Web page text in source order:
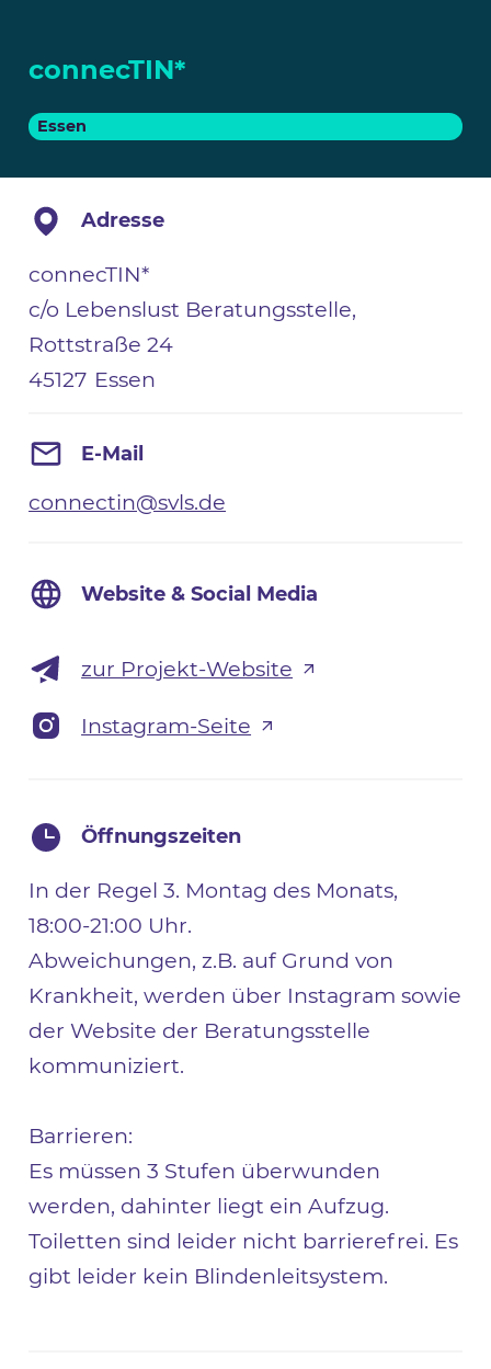
connecTIN*
Essen
Adresse
connecTIN*
c/o Lebenslust Beratungsstelle,
Rottstraße 24
45127 Essen
E-Mail
connectin@svls.de
Website & Social Media
zur Projekt-Website
Instagram-Seite
Öffnungszeiten
In der Regel 3. Montag des Monats,
18:00-21:00 Uhr.
Abweichungen, z.B. auf Grund von
Krankheit, werden über Instagram sowie
der Website der Beratungsstelle
kommuniziert.
Barrieren:
Es müssen 3 Stufen überwunden
werden, dahinter liegt ein Aufzug.
Toiletten sind leider nicht barrierefrei. Es
gibt leider kein Blindenleitsystem.